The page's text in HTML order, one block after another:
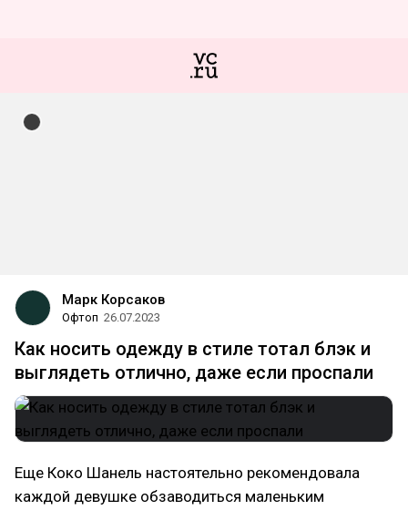
Марк Корсаков
Офтоп 26.07.2023
Как носить одежду в стиле тотал блэк и
выглядеть отлично, даже если проспали
Еще Коко Шанель настоятельно рекомендовала
каждой девушке обзаводиться маленьким